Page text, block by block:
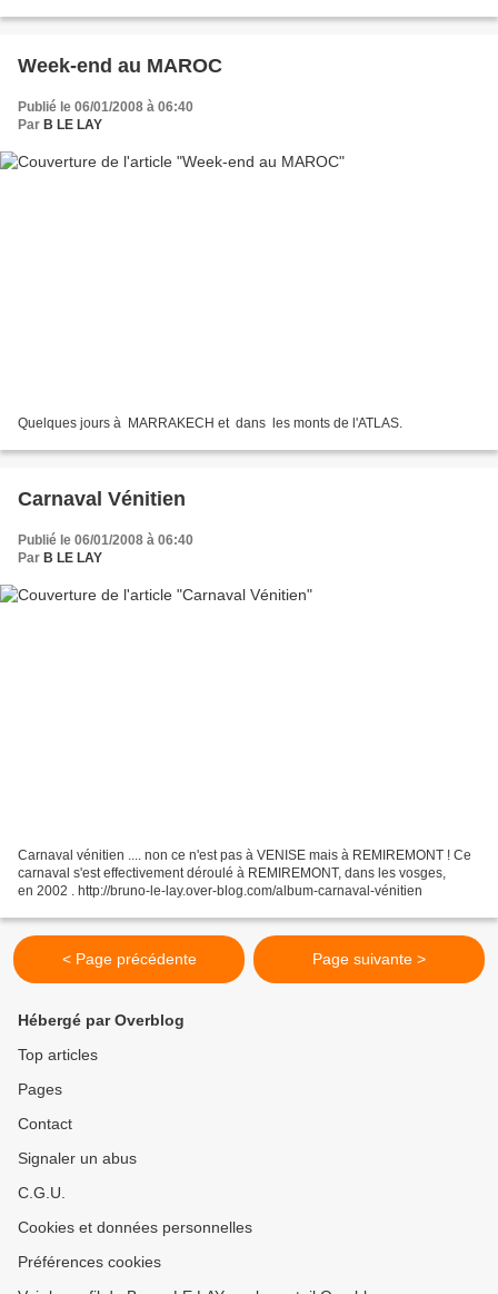
Week-end au MAROC
Publié le 06/01/2008 à 06:40
Par B LE LAY
Quelques jours à MARRAKECH et dans les monts de l'ATLAS.
Carnaval Vénitien
Publié le 06/01/2008 à 06:40
Par B LE LAY
Carnaval vénitien .... non ce n'est pas à VENISE mais à REMIREMONT ! Ce
carnaval s'est effectivement déroulé à REMIREMONT, dans les vosges,
en 2002 . http://bruno-le-lay.over-blog.com/album-carnaval-vénitien
< Page précédente Page suivante >
Hébergé par Overblog
Top articles
Pages
Contact
Signaler un abus
C.G.U.
Cookies et données personnelles
Préférences cookies